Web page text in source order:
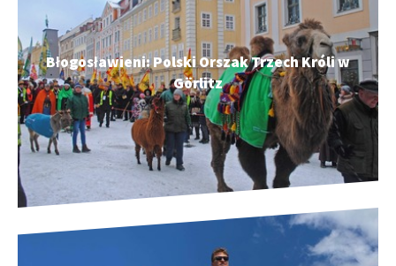
Błogosławieni: Polski Orszak Trzech Króli w
Görlitz